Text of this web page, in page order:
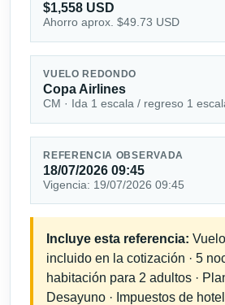
$1,558 USD
Ahorro aprox. $49.73 USD
VUELO REDONDO
Copa Airlines
CM · Ida 1 escala / regreso 1
REFERENCIA OBSERVADA
18/07/2026 09:45
Vigencia: 19/07/2026 09:45
Incluye esta referencia:
incluido en la cotización · 5
habitación para 2 adultos ·
Desayuno · Impuestos de